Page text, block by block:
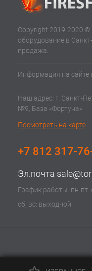
Copyright 2019-2020 ©
оборудование в
продажа.
Информация на сайте
Наш адрес: г. Санкт-
№9, База «Фортуна»
Посмотреть на карте
+7 812 317-
Эл.почта
График работы: пн-пт:
сб, вс: выходной